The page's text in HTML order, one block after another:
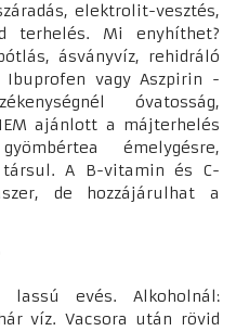
elektrolit-vesztés,
terhelés. Mi enyhíthet?
ásványvíz, rehidráló
Ibuprofen vagy Aszpirin -
óvatosság,
ajánlott a májterhelés
émelygésre,
társul. A B-vitamin és C-
de hozzájárulhat a
lassú evés. Alkoholnál:
víz. Vacsora után rövid